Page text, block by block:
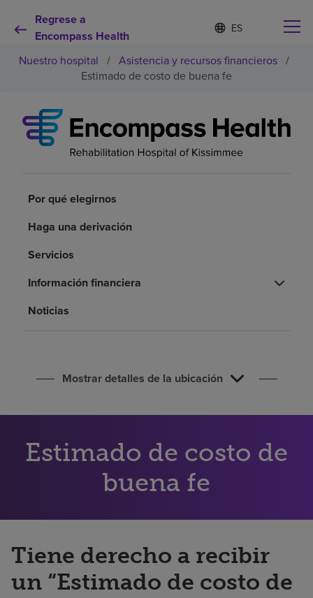
Regrese a
Encompass Health
Lista
de
idiomas
contraída
d
o
m
e
c
Por qué debe elegirnos
Servicios de rehabilitación
Pacientes y cuidadores
Acerca de nosotros
Nuestro hospital / Asistencia y recursos financieros /
Estimado de costo de buena fe
Por qué elegirnos
Haga una derivación
Servicios
Información financiera
Noticias
Mostrar detalles de la ubicación
Estimado de costo de
buena fe
Tiene derecho a recibir
un “Estimado de costo de